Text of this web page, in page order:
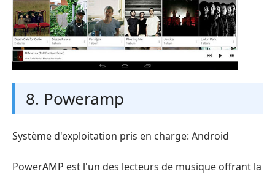
8. Poweramp
Système d'exploitation pris en charge: Android
PowerAMP est l'un des lecteurs de musique offrant la